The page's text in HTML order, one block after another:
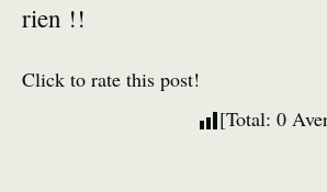
rien !!
Click to rate this post!
[Total: 0